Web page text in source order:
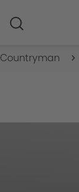
Countryman